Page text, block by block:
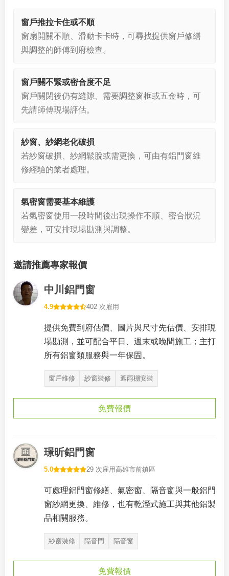
窗戶推拉卡住或不順
窗扇開關不順、滑動卡卡時，可尋找提供窗戶修繕
與調整的師傅到府檢查。
窗戶關不緊或密合度不足
窗戶關閉後仍有縫隙、需要調整窗框或五金時，可
先請師傅現場評估。
紗窗、紗網老化破損
若紗窗破損、紗網鬆脫或需更換，可由有鋁門窗維
修經驗的業者處理。
氣密窗需要基本維護
若氣密窗使用一段時間後出現操作不順、密合狀況
變差，可安排現場勘測與調整。
邀請推薦專家報價
中川鋁門窗
4.9 402 次雇用
提供免費到府估價、圖片與尺寸先估價、安排現
場勘測，並可配合平日、週末或晚間施工；主打
所有鋁窗類服務與一年保固。
窗戶維修 紗窗裝修 遮雨棚安裝
免費報價
璟昕鋁門窗
5.0 29 次雇用高雄市前鎮區
可處理鋁門窗修繕、氣密窗、隔音窗與一般鋁門
窗紗網更換、維修，也有乾溼式施工與其他鋁製
品相關服務。
紗窗裝修 隔音門 隔音窗
免費報價